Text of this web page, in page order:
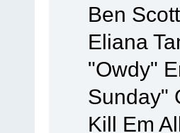
Ben
Eliana
"Owdy"
Sunday"
Kill Em